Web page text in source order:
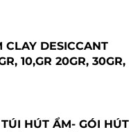
CLAY DESICCANT
10,GR 20GR, 30GR,
HÚT ẨM- GÓI HÚT